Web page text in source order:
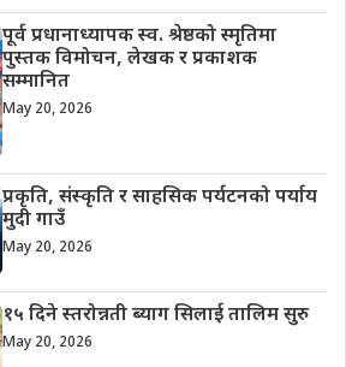
पूर्व प्रधानाध्यापक स्व. श्रेष्ठको स्मृतिमा
पुस्तक विमोचन, लेखक र प्रकाशक
सम्मानित
May 20, 2026
प्रकृति, संस्कृति र साहसिक पर्यटनको पर्याय
मुदी गाउँ
May 20, 2026
१५ दिने स्तरोन्नती ब्याग सिलाई तालिम सुरु
May 20, 2026